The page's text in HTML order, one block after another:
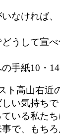
なければ
うして宣
手紙10・
ト高山右近
い気持ちで
いる私た
で、もちろ